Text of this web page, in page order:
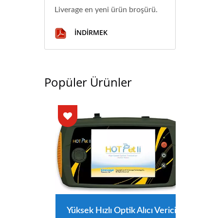
Liverage en yeni ürün broşürü.
İNDIRMEK
Popüler Ürünler
Yüksek Hızlı Optik Alıcı Verici